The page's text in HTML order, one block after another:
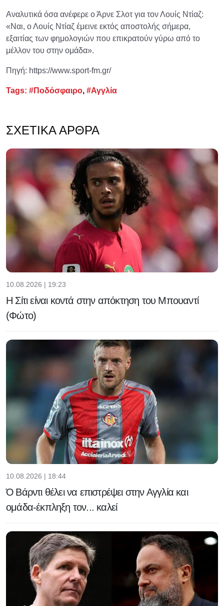
Αναλυτικά όσα ανέφερε ο Άρνε Σλοτ για τον Λουίς Ντίαζ:
«Ναι, ο Λουίς Ντίαζ έμεινε εκτός αποστολής σήμερα,
εξαιτίας των φημολογιών που επικρατούν γύρω από το
μέλλον του στην ομάδα».
Πηγή: https://www.sport-fm.gr/
Tags: #Ποδόσφαιρο, #Αγγλία
ΣΧΕΤΙΚΆ ΆΡΘΡΑ
10.08.2026 | 19:23
Η Σίτι είναι κοντά στην απόκτηση του Μπουαντί
(Φώτο)
10.08.2026 | 18:44
Ό Βάρντι θέλει να επιστρέψει στην Αγγλία και
ομάδα-έκπληξη τον... καλεί